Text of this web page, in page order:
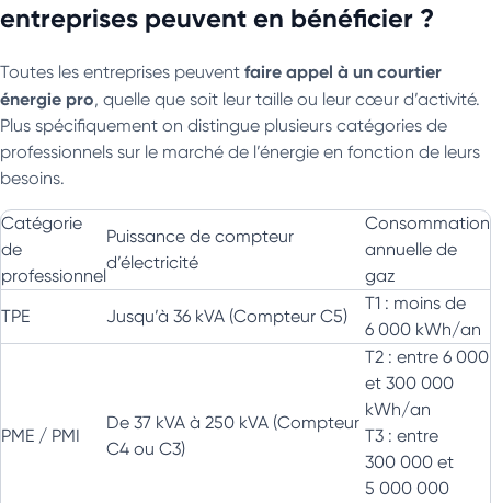
entreprises peuvent en bénéficier ?
Toutes les entreprises peuvent faire appel à un courtier
énergie pro, quelle que soit leur taille ou leur cœur d’activité.
Plus spécifiquement on distingue plusieurs catégories de
professionnels sur le marché de l’énergie en fonction de leurs
besoins.
Catégorie
de
professionnel
Puissance de compteur
d’électricité
Consommation
annuelle de
gaz
TPE
Jusqu’à 36 kVA (Compteur C5)
T1 : moins de
6 000 kWh/an
PME / PMI
De 37 kVA à 250 kVA (Compteur
C4 ou C3)
T2 : entre 6 000
et 300 000
kWh/an
T3 : entre
300 000 et
5 000 000